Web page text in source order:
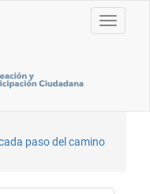
Toggle
paso del camino